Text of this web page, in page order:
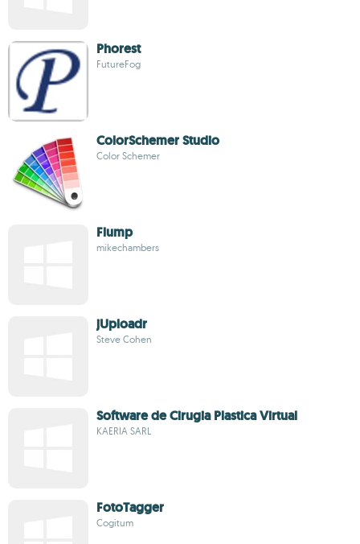
Phorest
FutureFog
ColorSchemer Studio
Color Schemer
Flump
mikechambers
jUploadr
Steve Cohen
Software de Cirugia Plastica Virtual
KAERIA SARL
FotoTagger
Cogitum